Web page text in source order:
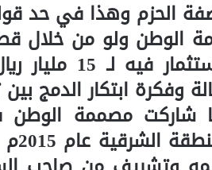
الحزم وهذا في حد
الوطن ولو من خلال
وفكرة ابتكار الدمج
شاركت مصممة